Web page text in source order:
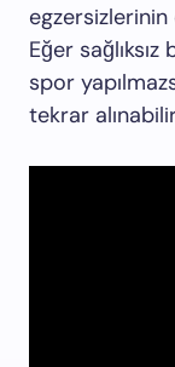
egzersizlerinin
Eğer
spor
tekrar